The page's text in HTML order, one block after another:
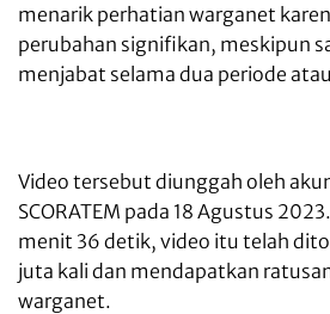
menarik perhatian warganet
perubahan signifikan, meskipun
menjabat selama dua periode
Video tersebut diunggah oleh
SCORATEM pada 18 Agustus
menit 36 detik, video itu telah
juta kali dan mendapatkan
warganet.